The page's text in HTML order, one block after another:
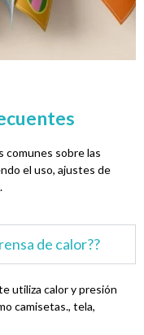
comunes sobre las
el uso, ajustes de
de calor??
utiliza calor y presión
camisetas., tela,